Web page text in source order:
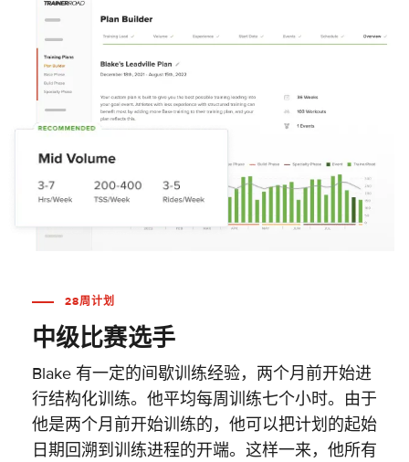
28周计划
中级比赛选手
Blake 有一定的间歇训练经验，两个月前开始进
行结构化训练。他平均每周训练七个小时。由于
他是两个月前开始训练的，他可以把计划的起始
日期回溯到训练进程的开端。这样一来，他所有